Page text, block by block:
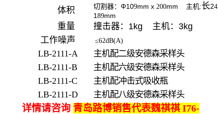
体积 切割器： Φ109mm x 200mm 主机:长2
1 89mm
重量 撞击器：1kg 主机： 3kg
工作噪声
≤62dB(A)
LB-2111-A
主机配二级安德森采样头
LB-2111-B
主机配六级安德森采样头
LB-2111-C
主机配冲击式吸收瓶
LB-2111-D
主机配八级安德森采样头
详情请咨询 青岛路博销售代表魏祺祺 I76-